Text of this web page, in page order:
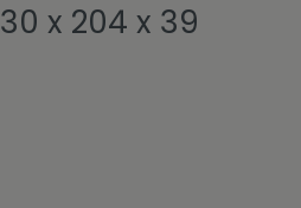
x 204 x 39